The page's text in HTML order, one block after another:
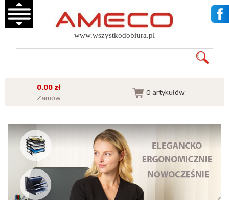
www.wszystkodobiura.pl
0.00 zł
Zamów
0 artykułów